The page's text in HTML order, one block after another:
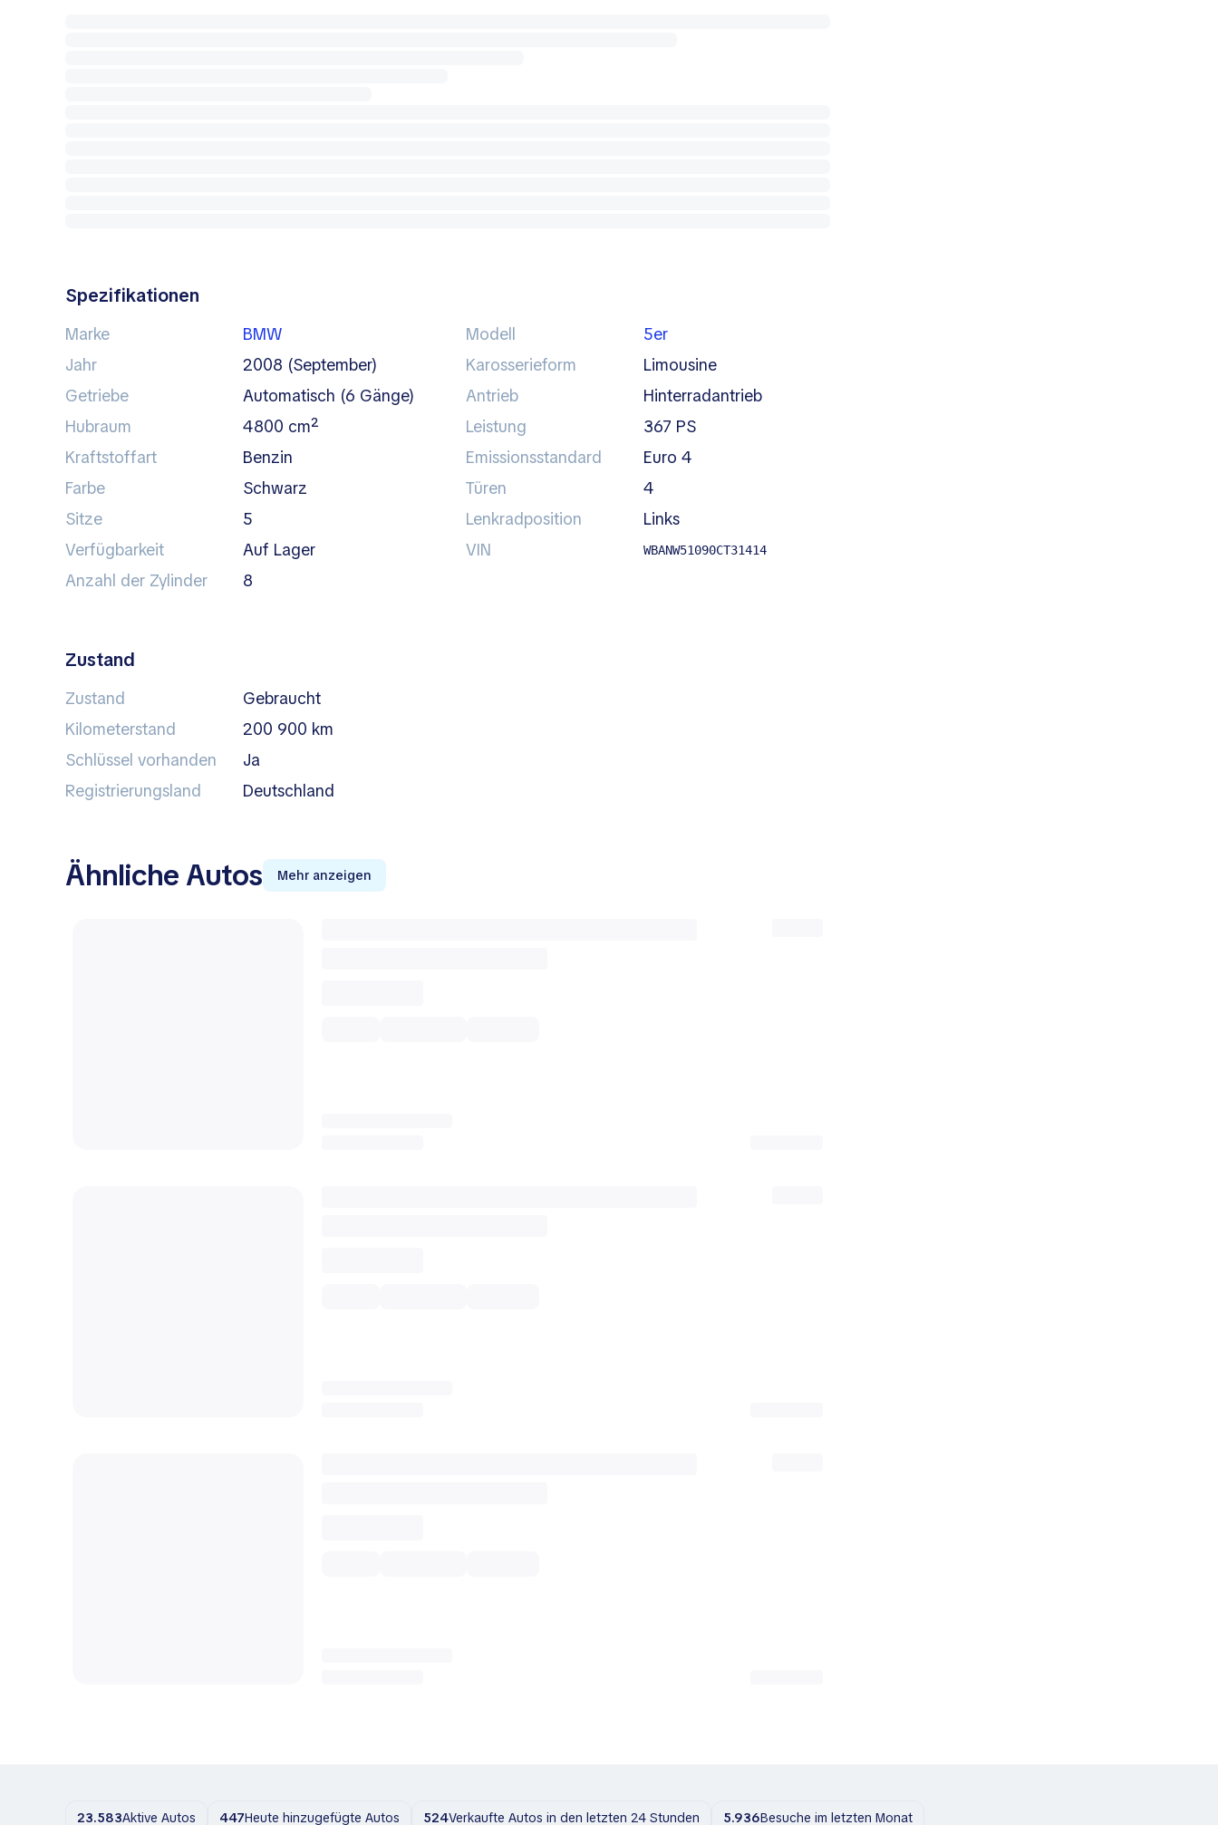
Spezifikationen
Marke BMW Modell
5er
Jahr
2008 (September) Karosserieform
Limousine
Getriebe
automatisch (6 Gänge) Antrieb
Hinterradantrieb
Hubraum
4800 cm² Leistung
367 PS
Kraftstoffart
Benzin Emissionsstandard
Euro 4
Farbe
schwarz Türen
4
Sitze
5 Lenkradposition
links
Verfügbarkeit
auf Lager VIN WBANW51090CT31414
Anzahl der Zylinder 8
Zustand
Zustand
Gebraucht
Kilometerstand
200 900 km
Schlüssel vorhanden
Ja
Registrierungsland
Deutschland
Ähnliche Autos Mehr anzeigen
23.583Aktive Autos 447Heute hinzugefügte Autos 524Verkaufte Autos in den letzten 24 Stunden 5.936Besuche im letzten Monat